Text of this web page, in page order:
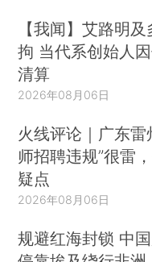
【我闻】艾路明
拘 当代系创始人
清算
2026年08月06日
火线评论｜广东雷
师招聘违规”很雷
疑点
2026年08月06日
规避红海封锁 中